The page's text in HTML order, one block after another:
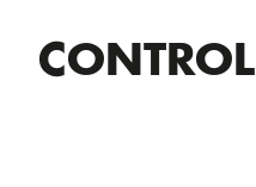
CONTROL